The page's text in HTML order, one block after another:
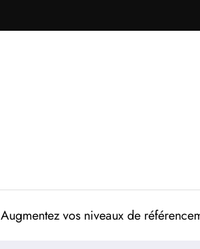
Augmentez vos niveaux de